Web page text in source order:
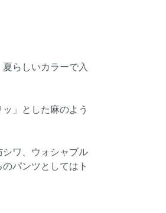
らしいカラーで入
」とした麻のよう
ワ、ウォシャブル
パンツとしてはト